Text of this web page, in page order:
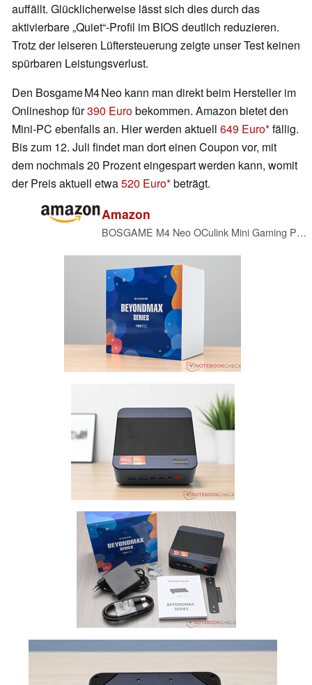
auffällt. Glücklicherweise lässt sich dies durch das
aktivierbare „Quiet“-Profil im BIOS deutlich reduzieren.
Trotz der leiseren Lüftersteuerung zeigte unser Test keinen
spürbaren Leistungsverlust.
Den Bosgame M4 Neo kann man direkt beim Hersteller im
Onlineshop für390 Eurobekommen. Amazon bietet den
Mini-PC ebenfalls an. Hier werden aktuell 649 Euro fällig.
Bis zum 12. Juli findet man dort einen Coupon vor, mit
dem nochmals 20 Prozent eingespart werden kann, womit
der Preis aktuell etwa520 Euro beträgt.
Amazon
BOSGAME M4 Neo OCulink Mini Gaming PC, mit AMD Ryzen 7 7840HS 8 Kerne 16 Threads Bis zu 5,1 GHz Prozessor, 32 GB DDR5 1 TB PCIe 4.0x4 SSD, USB 4.0, 2,5G LAN, Wi-Fi 6E, BT 5.2